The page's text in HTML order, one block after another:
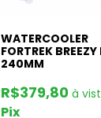
WATERCOOLER
FORTREK
240MM
R$379,80
Pix